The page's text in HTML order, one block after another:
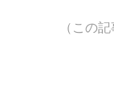
（この